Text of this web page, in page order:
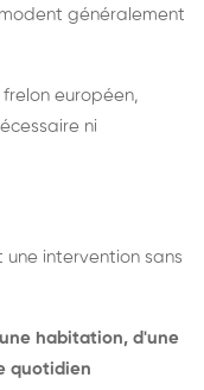
généralement
européen,
ni
intervention sans
habitation, d'une
quotidien